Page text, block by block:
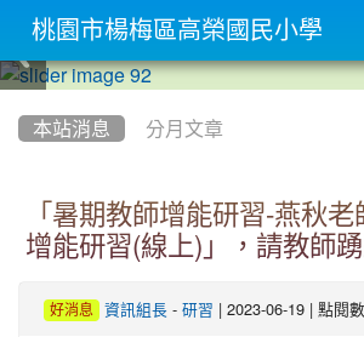
本站消息 分月文章
「暑期教師增能研習-燕秋
增能研習(線上)」，請教師踴
好消息 資訊組長- 研習 | 2023-06-19 | 點閱
桃園市楊梅區高榮國民小學